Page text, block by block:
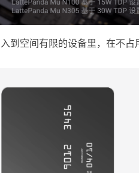
到空间有限的设备里，在不占